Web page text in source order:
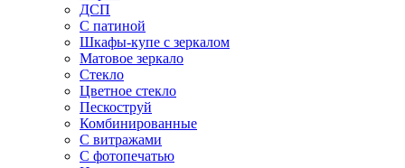
ДСП
С патиной
Шкафы-купе с зеркалом
Матовое зеркало
Стекло
Цветное стекло
Пескоструй
Комбинированные
С витражами
С фотопечатью